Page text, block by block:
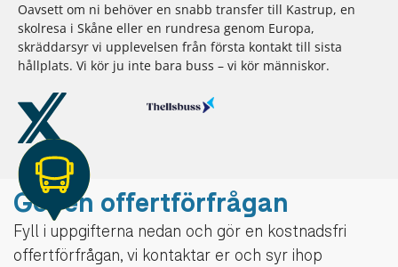
Oavsett om ni behöver en snabb transfer till Kastrup, en
skolresa i Skåne eller en rundresa genom Europa,
skräddarsyr vi upplevelsen från första kontakt till sista
hållplats. Vi kör ju inte bara buss – vi kör människor.
Gör en offertförfrågan
Fyll i uppgifterna nedan och gör en kostnadsfri
offertförfrågan, vi kontaktar er och syr ihop